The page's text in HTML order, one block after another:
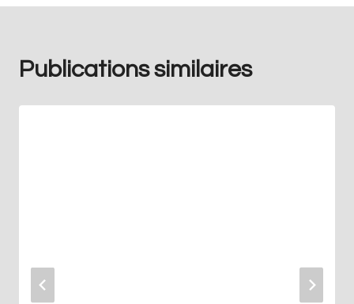
Publications similaires